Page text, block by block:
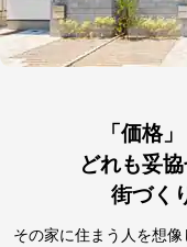
「価格
どれも妥
街づく
その家に住まう人を想